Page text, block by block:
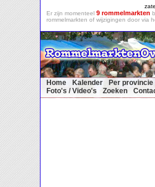
Er zijn momenteel 9 rommelmarkten
rommelmarkten of wijzigingen door via
Home Kalender Per provincie
Foto's / Video's
Zoeken